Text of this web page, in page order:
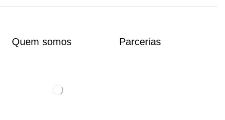
Quem somos Parcerias